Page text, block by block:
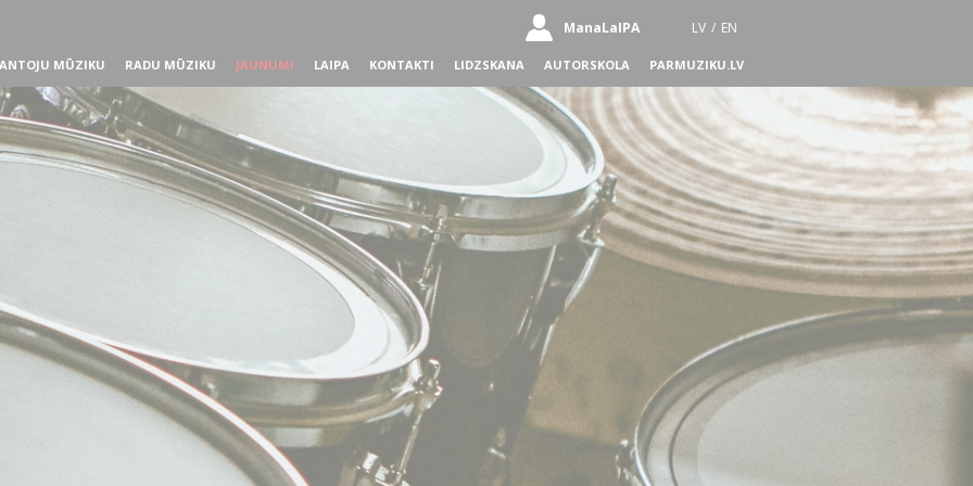
ManaLaIPA LV / EN
MŪZIKU RADU MŪZIKU JAUNUMI LAIPA KONTAKTI LIDZSKANA AUTORSKOLA PARMUZIKU.LV